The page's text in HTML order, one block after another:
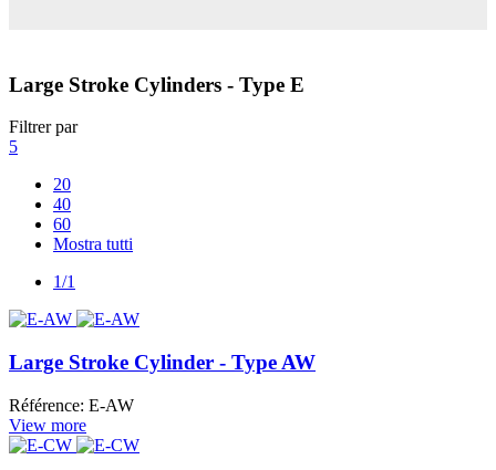
Large Stroke Cylinders - Type E
Filtrer par
5
20
40
60
Mostra tutti
1/1
Large Stroke Cylinder - Type AW
Référence: E-AW
View more